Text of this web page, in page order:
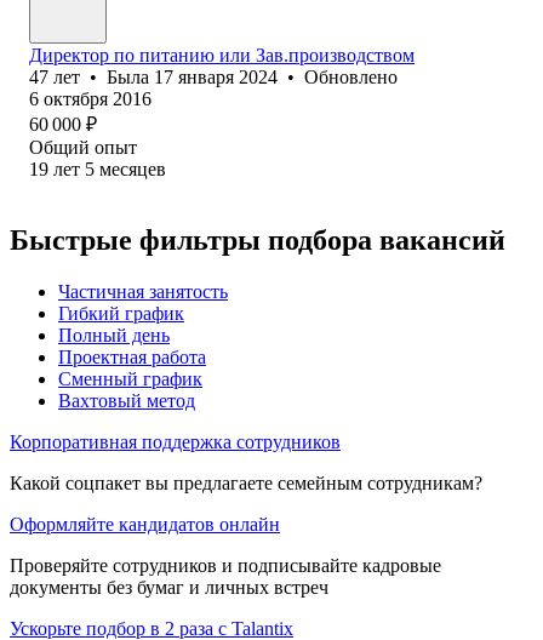
Директор по питанию или Зав.производством
47 лет • Была 17 января 2024 • Обновлено
6 октября 2016
60 000 ₽
Общий опыт
19 лет 5 месяцев
Быстрые фильтры подбора вакансий
Частичная занятость
Гибкий график
Полный день
Проектная работа
Сменный график
Вахтовый метод
Корпоративная поддержка сотрудников
Какой соцпакет вы предлагаете семейным сотрудникам?
Оформляйте кандидатов онлайн
Проверяйте сотрудников и подписывайте кадровые
документы без бумаг и личных встреч
Ускорьте подбор в 2 раза с Talantix